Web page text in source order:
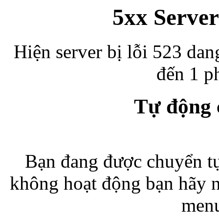
5xx
Hiện server bị lỗi 523
đến 1
Tự động
Bạn đang được chuyển
không hoạt động bạn hãy